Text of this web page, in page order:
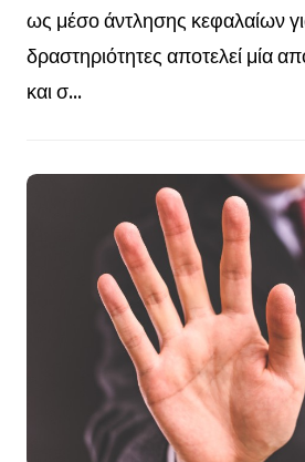
ως μέσο άντλησης κεφαλαίων
δραστηριότητες αποτελεί μία
και σ...